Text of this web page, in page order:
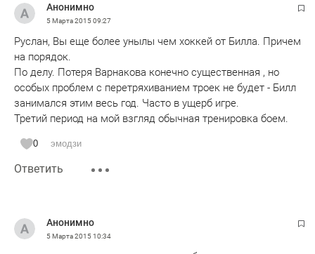
Анонимно
5 Марта 201509:27
Руслан, Вы еще более унылы чем хоккей от Билла. Причем
на порядок.
По делу. Потеря Варнакова конечно существенная , но
особых проблем с перетряхиванием троек не будет - Билл
занимался этим весь год. Часто в ущерб игре.
Третий период на мой взгляд обычная тренировка боем.
0 эмодзи
Ответить
Анонимно
5 Марта 201510:34